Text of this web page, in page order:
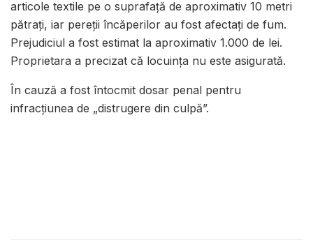
articole textile pe o suprafață de aproximativ 10 metri
pătrați, iar pereții încăperilor au fost afectați de fum.
Prejudiciul a fost estimat la aproximativ 1.000 de lei.
Proprietara a precizat că locuința nu este asigurată.
În cauză a fost întocmit dosar penal pentru
infracțiunea de „distrugere din culpă”.